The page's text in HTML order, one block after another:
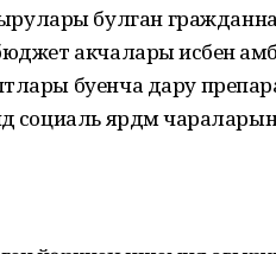
булган
бюджет акчалары исәбенә
буенча дару
социаль ярдәм